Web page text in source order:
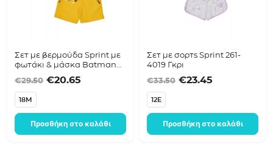
Σετ με βερμούδα Sprint με
φωτάκι & μάσκα Batman
€29.50 Original price was: €29.50.
€20.65 Η τρέχουσα τιμή είναι: €20.65.
18M
Προσθήκη στο καλάθι
Σετ με σορτς Sprint 261-
4019 Γκρι
€33.50 Original price
€23.45
12E
Προσθήκη στο καλάθι